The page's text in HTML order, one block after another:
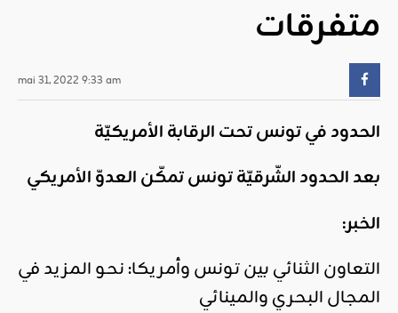
متفرقات
mai 31, 2022 9:33 am
الحدود في تونس تحت الرقابة الأمريكيّة
بعد الحدود الشّرقيّة تونس تمكّن العدوّ الأمريكي
الخبر:
التعاون الثنائي بين تونس وأمريكا: نحو المزيد في
المجال البحري والمينائي